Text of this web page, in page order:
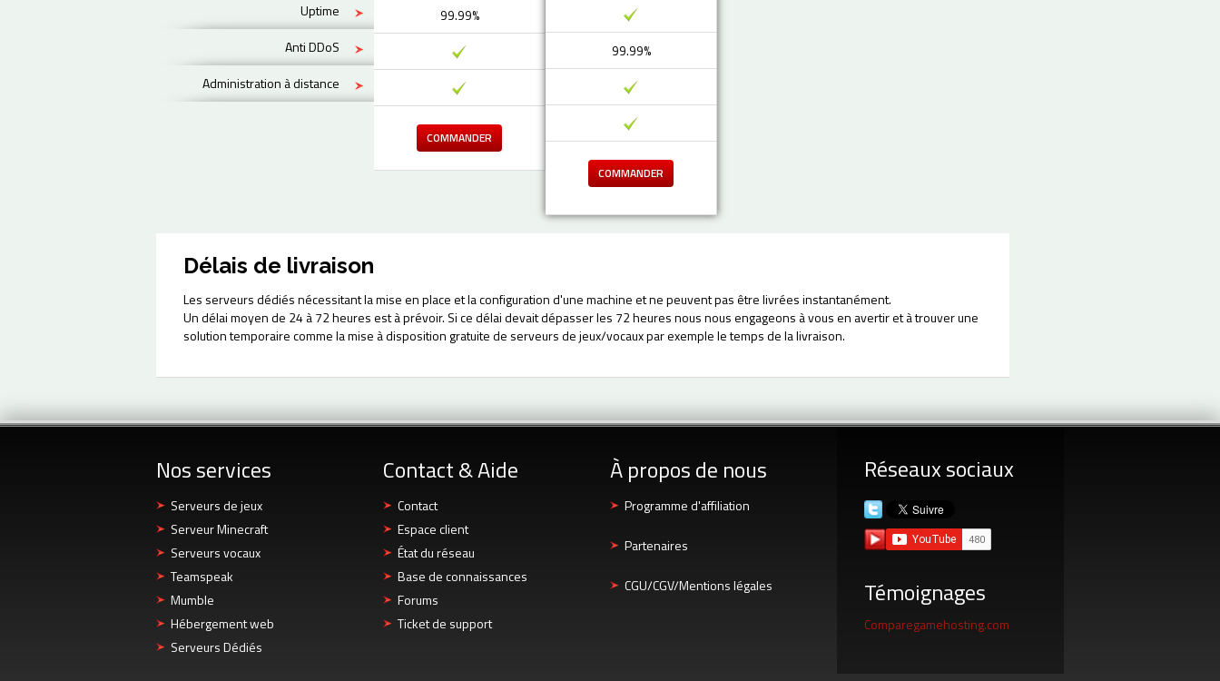
Uptime
Anti DDoS
Administration à distance
99.99%
COMMANDER
99.99%
COMMANDER
Délais de livraison
Les serveurs dédiés nécessitant la mise en place et la configuration d'une machine et ne peuvent pas être livrées instantanément.
Un délai moyen de 24 à 72 heures est à prévoir. Si ce délai devait dépasser les 72 heures nous nous engageons à vous en avertir et à trouver une
solution temporaire comme la mise à disposition gratuite de serveurs de jeux/vocaux par exemple le temps de la livraison.
Nos services
Serveurs de jeux
Serveur Minecraft
Serveurs vocaux
Teamspeak
Mumble
Hébergement web
Serveurs Dédiés
Contact & Aide
Contact
Espace client
État du réseau
Base de connaissances
Forums
Ticket de support
À propos de nous
Programme d'affiliation
Partenaires
CGU/CGV/Mentions légales
Réseaux sociaux
Témoignages
Comparegamehosting.com